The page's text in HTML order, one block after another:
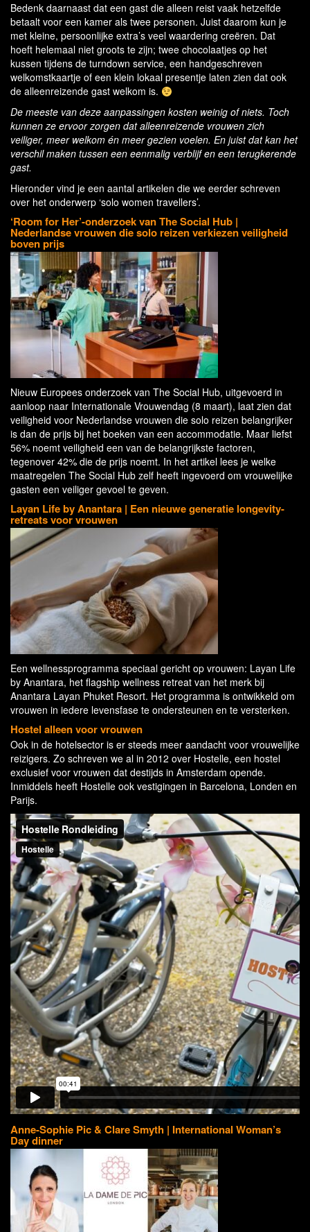
Bedenk daarnaast dat een gast die alleen reist vaak hetzelfde
betaalt voor een kamer als twee personen. Juist daarom kun je
met kleine, persoonlijke extra’s veel waardering creëren. Dat
hoeft helemaal niet groots te zijn; twee chocolaatjes op het
kussen tijdens de turndown service, een handgeschreven
welkomstkaartje of een klein lokaal presentje laten zien dat ook
de alleenreizende gast welkom is.
De meeste van deze aanpassingen kosten weinig of niets. Toch
kunnen ze ervoor zorgen dat alleenreizende vrouwen zich
veiliger, meer welkom én meer gezien voelen. En juist dat kan het
verschil maken tussen een eenmalig verblijf en een terugkerende
gast.
Hieronder vind je een aantal artikelen die we eerder schreven
over het onderwerp ‘solo women travellers’.
‘Room for Her’-onderzoek van The Social Hub |
Nederlandse vrouwen die solo reizen verkiezen veiligheid
boven prijs
Nieuw Europees onderzoek van The Social Hub, uitgevoerd in
aanloop naar Internationale Vrouwendag (8 maart), laat zien dat
veiligheid voor Nederlandse vrouwen die solo reizen belangrijker
is dan de prijs bij het boeken van een accommodatie. Maar liefst
56% noemt veiligheid een van de belangrijkste factoren,
tegenover 42% die de prijs noemt. In het artikel lees je welke
maatregelen The Social Hub zelf heeft ingevoerd om vrouwelijke
gasten een veiliger gevoel te geven.
Layan Life by Anantara | Een nieuwe generatie longevity-
retreats voor vrouwen
Een wellnessprogramma speciaal gericht op vrouwen: Layan Life
by Anantara, het flagship wellness retreat van het merk bij
Anantara Layan Phuket Resort. Het programma is ontwikkeld om
vrouwen in iedere levensfase te ondersteunen en te versterken.
Hostel alleen voor vrouwen
Ook in de hotelsector is er steeds meer aandacht voor vrouwelijke
reizigers. Zo schreven we al in 2012 over Hostelle, een hostel
exclusief voor vrouwen dat destijds in Amsterdam opende.
Inmiddels heeft Hostelle ook vestigingen in Barcelona, Londen en
Parijs.
Anne-Sophie Pic & Clare Smyth | International Woman’s
Day dinner